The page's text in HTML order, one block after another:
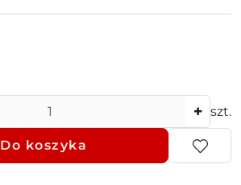
szt.
Do koszyka